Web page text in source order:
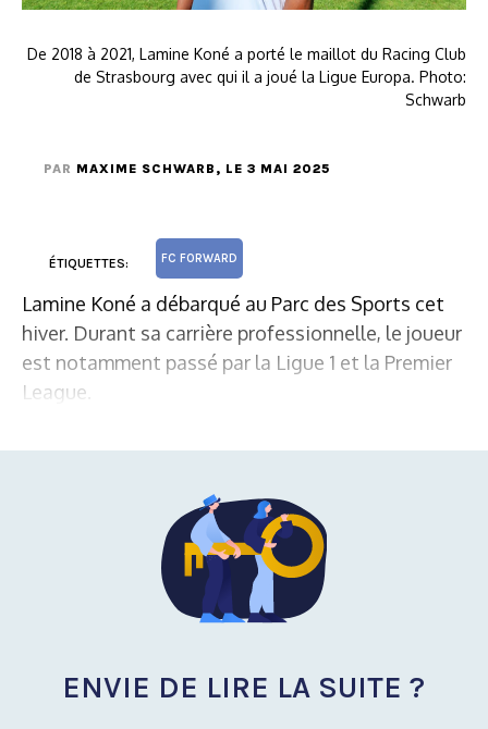
De 2018 à 2021, Lamine Koné a porté le maillot du Racing Club
de Strasbourg avec qui il a joué la Ligue Europa. Photo:
Schwarb
PAR MAXIME SCHWARB , LE 3 MAI 2025
ÉTIQUETTES: FC FORWARD
Lamine Koné a débarqué au Parc des Sports cet
hiver. Durant sa carrière professionnelle, le joueur
est notamment passé par la Ligue 1 et la Premier
League.
ENVIE DE LIRE LA SUITE ?